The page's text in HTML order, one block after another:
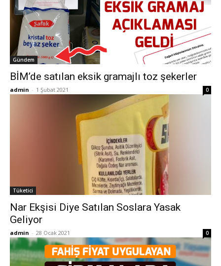
Gündem
BİM’de satılan eksik gramajlı toz şekerler
admin - 1 Şubat 2021 0
Tüketici
Nar Ekşisi Diye Satılan Soslara Yasak
Geliyor
admin - 28 Ocak 2021 0